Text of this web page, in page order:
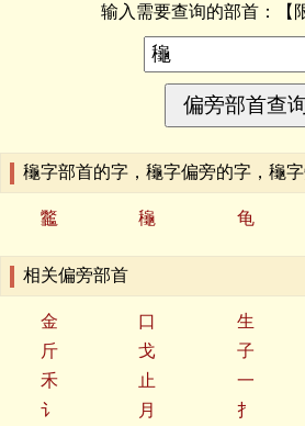
输入需要查询的部首： 【
龝字部首的字，龝字偏旁的字，龝
龞 龝 龟
相关偏旁部首
金 口 生
斤
戈 子
禾
止 一
讠
月 扌